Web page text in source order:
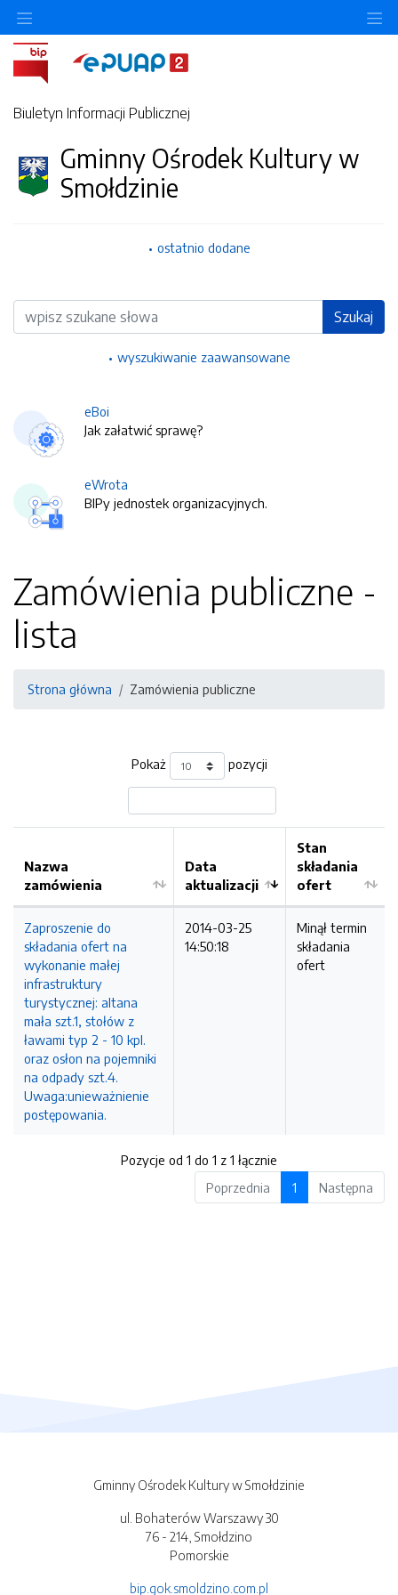
Biuletyn Informacji Publicznej
Gminny Ośrodek Kultury w
Smołdzinie
ostatnio dodane
Wyszukiwarka Szukaj
wyszukiwanie zaawansowane
eBoi
Jak załatwić sprawę?
eWrota
BIPy jednostek organizacyjnych.
Zamówienia publiczne -
lista
Strona główna Zamówienia publiczne
Pokaż pozycji
Nazwa
zamówienia
Data
aktualizacji
Stan
składania
ofert
Zaproszenie do
składania ofert na
wykonanie małej
infrastruktury
turystycznej: altana
mała szt.1, stołów z
ławami typ 2 - 10 kpl.
oraz osłon na pojemniki
na odpady szt.4.
Uwaga:unieważnienie
postępowania.
2014-03-25
14:50:18
Minął termin
składania
ofert
Pozycje od 1 do 1 z 1 łącznie
Poprzednia
1 Następna
Gminny Ośrodek Kultury w Smołdzinie
ul. Bohaterów Warszawy 30
76 - 214, Smołdzino
Pomorskie
bip.gok.smoldzino.com.pl